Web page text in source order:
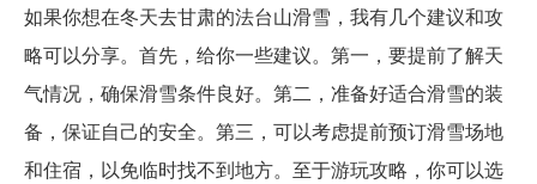
如果你想在冬天去甘肃的法台山滑雪，我有几个建议和攻
略可以分享。首先，给你一些建议。第一，要提前了解天
气情况，确保滑雪条件良好。第二，准备好适合滑雪的装
备，保证自己的安全。第三，可以考虑提前预订滑雪场地
和住宿，以免临时找不到地方。至于游玩攻略，你可以选